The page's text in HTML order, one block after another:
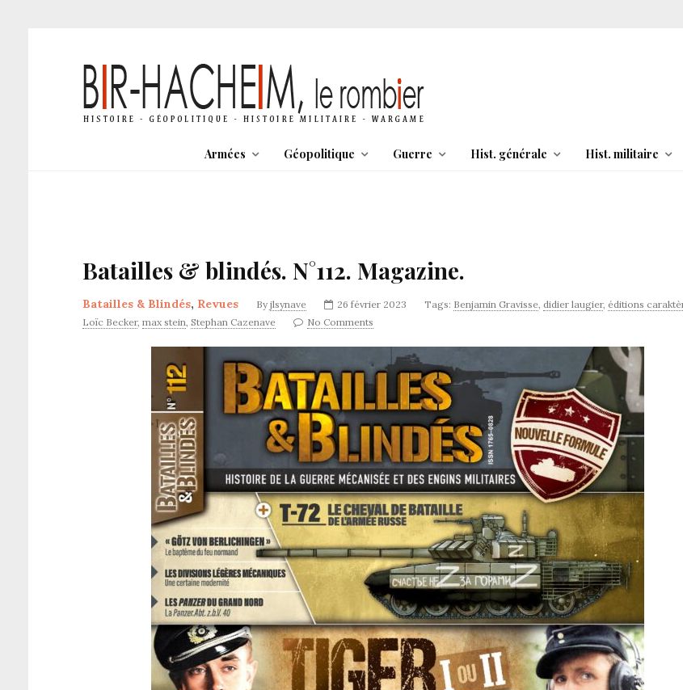
Armées Géopolitique Guerre Hist. générale Hist. militaire
Batailles & blindés. N°112. Magazine.
Batailles & Blindés, Revues By jlsynave 26 février 2023 Tags: Benjamin Gravisse, didier laugier, éditions
Loïc Becker, max stein, Stephan Cazenave No Comments